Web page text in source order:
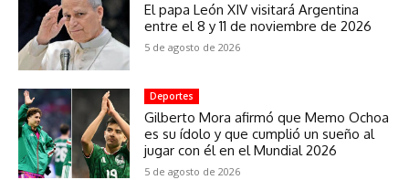
El papa León XIV visitará Argentina
entre el 8 y 11 de noviembre de 2026
5 de agosto de 2026
Deportes
Gilberto Mora afirmó que Memo Ochoa
es su ídolo y que cumplió un sueño al
jugar con él en el Mundial 2026
5 de agosto de 2026